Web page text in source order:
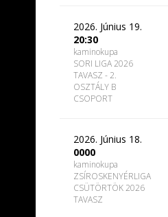
2026. Június 19.
20:30
kaminokupa
SORI LIGA 2026
TAVASZ - 2.
OSZTÁLY B
CSOPORT
2026. Június 18.
0000
kaminokupa
ZSÍROSKENYÉRLIGA
CSÜTÖRTÖK 2026
TAVASZ